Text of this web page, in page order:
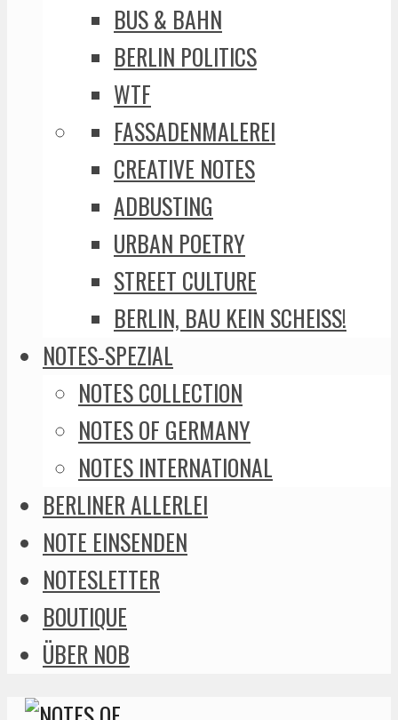
BUS & BAHN
BERLIN POLITICS
WTF
FASSADENMALEREI
CREATIVE NOTES
ADBUSTING
URBAN POETRY
STREET CULTURE
BERLIN, BAU KEIN SCHEISS!
NOTES-SPEZIAL
NOTES COLLECTION
NOTES OF GERMANY
NOTES INTERNATIONAL
BERLINER ALLERLEI
NOTE EINSENDEN
NOTESLETTER
BOUTIQUE
ÜBER NOB